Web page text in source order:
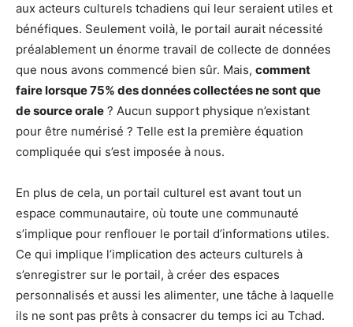
aux acteurs culturels tchadiens qui leur seraient utiles et
bénéfiques. Seulement voilà, le portail aurait nécessité
préalablement un énorme travail de collecte de données
que nous avons commencé bien sûr. Mais, comment
faire lorsque 75% des données collectées ne sont que
de source orale ? Aucun support physique n’existant
pour être numérisé ? Telle est la première équation
compliquée qui s’est imposée à nous.
En plus de cela, un portail culturel est avant tout un
espace communautaire, où toute une communauté
s’implique pour renflouer le portail d’informations utiles.
Ce qui implique l’implication des acteurs culturels à
s’enregistrer sur le portail, à créer des espaces
personnalisés et aussi les alimenter, une tâche à laquelle
ils ne sont pas prêts à consacrer du temps ici au Tchad.